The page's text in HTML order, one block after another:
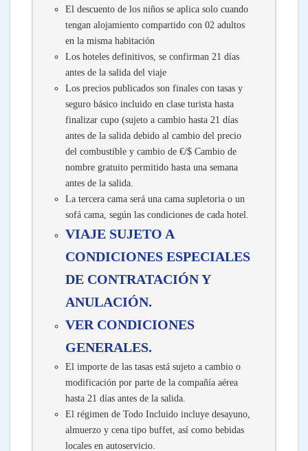
El descuento de los niños se aplica solo cuando
tengan alojamiento compartido con 02 adultos
en la misma habitación
Los hoteles definitivos, se confirman 21 días
antes de la salida del viaje
Los precios publicados son finales con tasas y
seguro básico incluido en clase turista hasta
finalizar cupo (sujeto a cambio hasta 21 días
antes de la salida debido al cambio del precio
del combustible y cambio de €/$ Cambio de
nombre gratuito permitido hasta una semana
antes de la salida.
La tercera cama será una cama supletoria o un
sofá cama, según las condiciones de cada hotel.
VIAJE SUJETO A
CONDICIONES ESPECIALES
DE CONTRATACIÓN Y
ANULACIÓN.
VER CONDICIONES
GENERALES.
El importe de las tasas está sujeto a cambio o
modificación por parte de la compañía aérea
hasta 21 días antes de la salida.
El régimen de Todo Incluido incluye desayuno,
almuerzo y cena tipo buffet, así como bebidas
locales en autoservicio.